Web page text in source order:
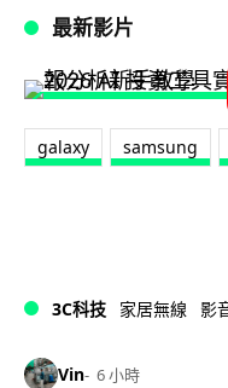
最新影片
galaxy samsung
3C科技 家居無線 影
Vin 6 小時